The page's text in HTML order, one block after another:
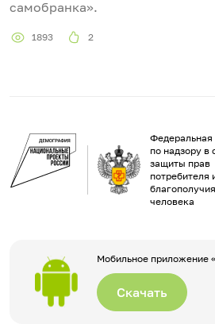
самобранка».
1893 2
по надзору в
защиты прав
потребителя
благополучия
человека
Мобильное приложение
Скачать